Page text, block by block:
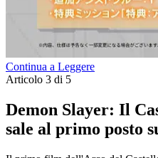
Continua a Leggere
Articolo 3 di 5
Demon Slayer: Il
sale al primo posto